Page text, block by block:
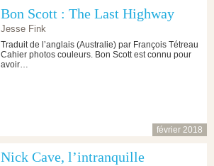
Bon Scott : The Last Highway
Jesse Fink
Traduit de l’anglais (Australie) par François Tétreau
Cahier photos couleurs. Bon Scott est connu pour
avoir…
février 2018
Nick Cave, l’intranquille